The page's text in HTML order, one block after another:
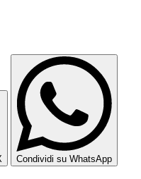
Condividi su WhatsApp